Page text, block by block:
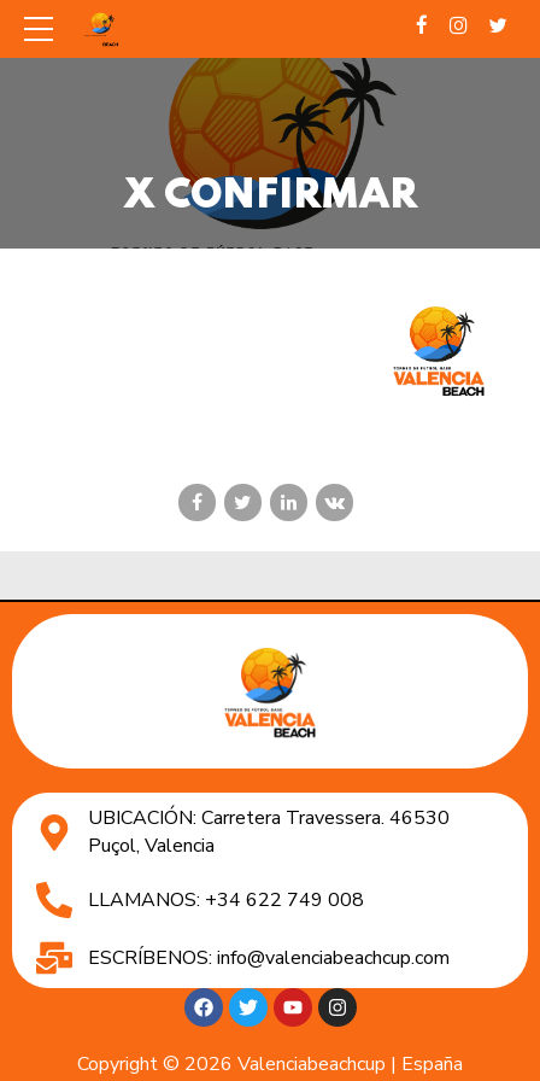
X CONFIRMAR
UBICACIÓN: Carretera Travessera. 46530
Puçol, Valencia
LLAMANOS: +34 622 749 008
ESCRÍBENOS: info@valenciabeachcup.com
Copyright © 2026 Valenciabeachcup | España